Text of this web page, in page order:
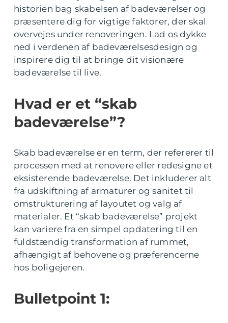
historien bag skabelsen af badeværelser og
præsentere dig for vigtige faktorer, der skal
overvejes under renoveringen. Lad os dykke
ned i verdenen af badeværelsesdesign og
inspirere dig til at bringe dit visionære
badeværelse til live.
Hvad er et “skab
badeværelse”?
Skab badeværelse er en term, der refererer til
processen med at renovere eller redesigne et
eksisterende badeværelse. Det inkluderer alt
fra udskiftning af armaturer og sanitet til
omstrukturering af layoutet og valg af
materialer. Et “skab badeværelse” projekt
kan variere fra en simpel opdatering til en
fuldstændig transformation af rummet,
afhængigt af behovene og præferencerne
hos boligejeren.
Bulletpoint 1: